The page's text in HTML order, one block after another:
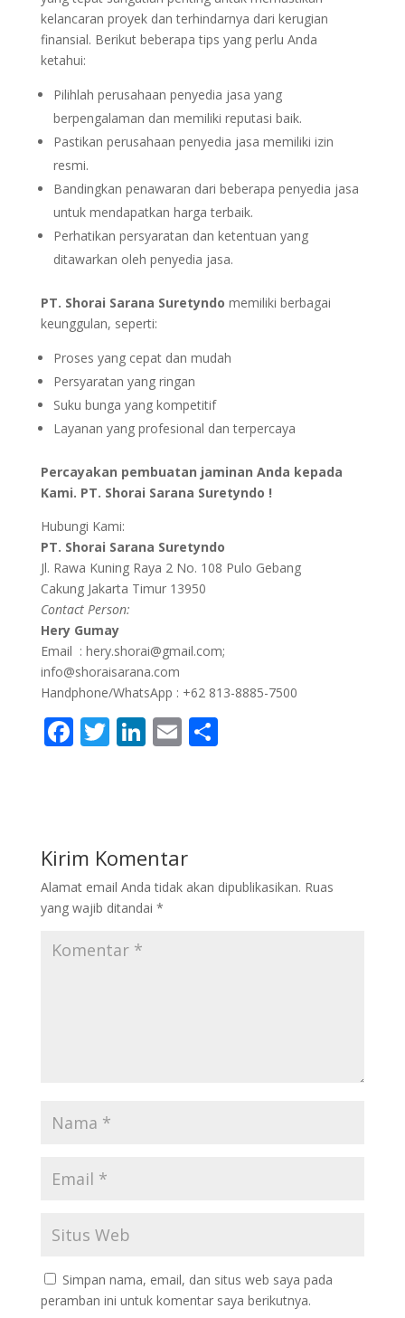
kelancaran proyek dan terhindarnya dari kerugian
finansial. Berikut beberapa tips yang perlu Anda
ketahui:
Pilihlah perusahaan penyedia jasa yang
berpengalaman dan memiliki reputasi baik.
Pastikan perusahaan penyedia jasa memiliki izin
resmi.
Bandingkan penawaran dari beberapa penyedia jasa
untuk mendapatkan harga terbaik.
Perhatikan persyaratan dan ketentuan yang
ditawarkan oleh penyedia jasa.
PT. Shorai Sarana Suretyndo memiliki berbagai
keunggulan, seperti:
Proses yang cepat dan mudah
Persyaratan yang ringan
Suku bunga yang kompetitif
Layanan yang profesional dan terpercaya
Percayakan pembuatan jaminan Anda kepada
Kami. PT. Shorai Sarana Suretyndo !
Hubungi Kami:
PT. Shorai Sarana Suretyndo
Jl. Rawa Kuning Raya 2 No. 108 Pulo Gebang
Cakung Jakarta Timur 13950
Contact Person:
Hery Gumay
Email : hery.shorai@gmail.com;
info@shoraisarana.com
Handphone/WhatsApp : +62 813-8885-7500
F
o
o
k
T Li
dI
n
E S
Kirim Komentar
Alamat email Anda tidak akan dipublikasikan. Ruas
yang wajib ditandai *
Simpan nama, email, dan situs web saya pada
peramban ini untuk komentar saya berikutnya.